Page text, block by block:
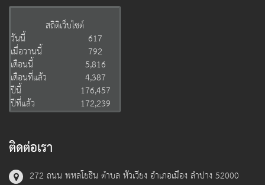
สถิติเว็บไซต์
วันนี้
617
เมื่อวานนี้
792
เดือนนี้
5,816
เดือนที่แล้ว
4,387
ปีนี้
176,457
ปีที่แล้ว
172,239
ติดต่อเรา
272 ถนน พหลโยธิน ตำบล หัวเวียง อำเภอเมือง ลำปาง 52000